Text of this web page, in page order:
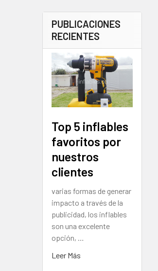
PUBLICACIONES
RECIENTES
Top 5 inflables
favoritos por
nuestros
clientes
varias formas de generar
impacto a través de la
publicidad, los inflables
son una excelente
opción, …
Leer Más